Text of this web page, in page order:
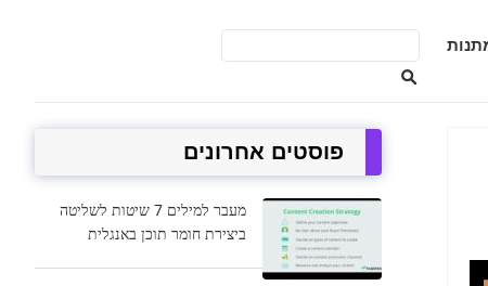
פוסטים אחרונים
מעבר למילים 7 שיטות לשליטה
ביצירת חומר תוכן באנגלית